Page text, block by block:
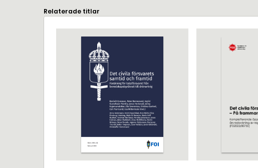
Relaterade titlar